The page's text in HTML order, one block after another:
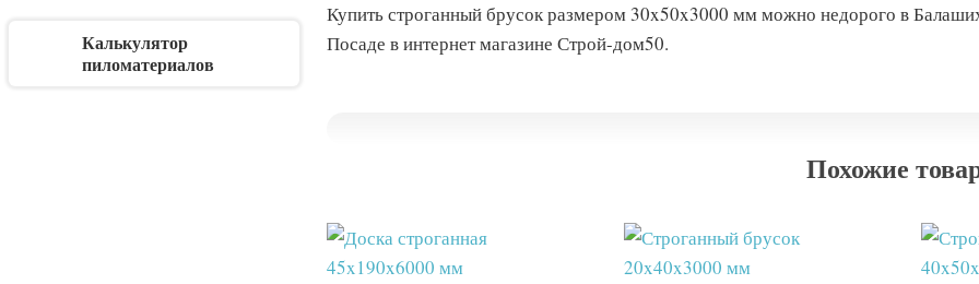
Калькулятор
пиломатериалов
Купить строганный брусок размером 30x50x3000 мм можно недорого в
Посаде в интернет магазине Строй-дом50.
Похожие